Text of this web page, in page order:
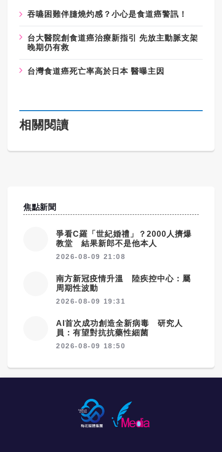
吞嚥困難伴膸燒灼感？小心是食道癌警訊！
台大醫院創食道癌治療新指引 先放主動脈支架
晚期仍有救
台灣食道癌死亡率高於日本 醫曝主因
相關閱讀
焦點新聞
爭看C羅「世紀婚禮」？2000人擠爆
教堂 結果新郎不是他本人
2026-08-09 21:08
南方新冠疫情升溫 陸疾控中心：屬
周期性波動
2026-08-09 19:31
AI首次成功創造全新病毒 研究人
員：有望對抗抗藥性細菌
2026-08-09 18:50